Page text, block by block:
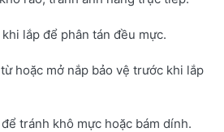
lắp để phân tán đều mực.
hoặc mở nắp bảo vệ trước khi lắp
tránh khô mực hoặc bám dính.